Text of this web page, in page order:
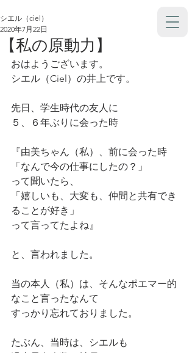
【私の原動力】
シエル（ciel）
2020年7月22日
おはようございます。
シエル（Ciel）の井上です。
先日、学生時代の友人に
５、６年ぶりに会った時
『由美ちゃん（私）、前に会った時
「なんで今の仕事にしたの？」
って聞いたら、
「嬉しいも、大変も、仲間と共有でき
ることが好き」
って言ってたよね』
と、言われました。
当の本人（私）は、そんなポエマー的
なこと言ったなんて
すっかり忘れておりました。
たぶん、当時は、シエルも